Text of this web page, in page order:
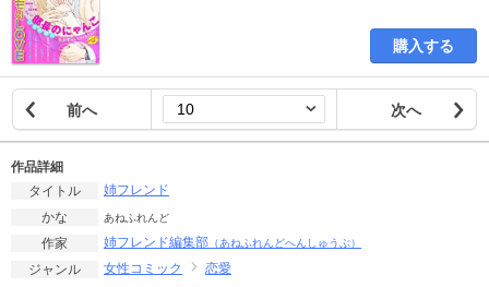
購入する
前へ 次へ
作品詳細
タイトル
姉フレンド
かな
あねふれんど
作家 姉フレンド編集部 （あねふれんどへんしゅうぶ）
ジャンル 女性コミック
恋愛